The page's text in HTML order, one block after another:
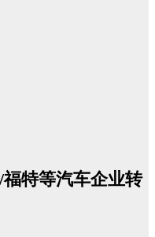
特等汽车企业转